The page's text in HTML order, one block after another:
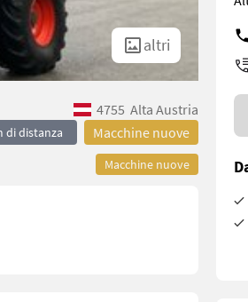
altri
4755 Alta Austria
di distanza Macchine nuove
Macchine nuove